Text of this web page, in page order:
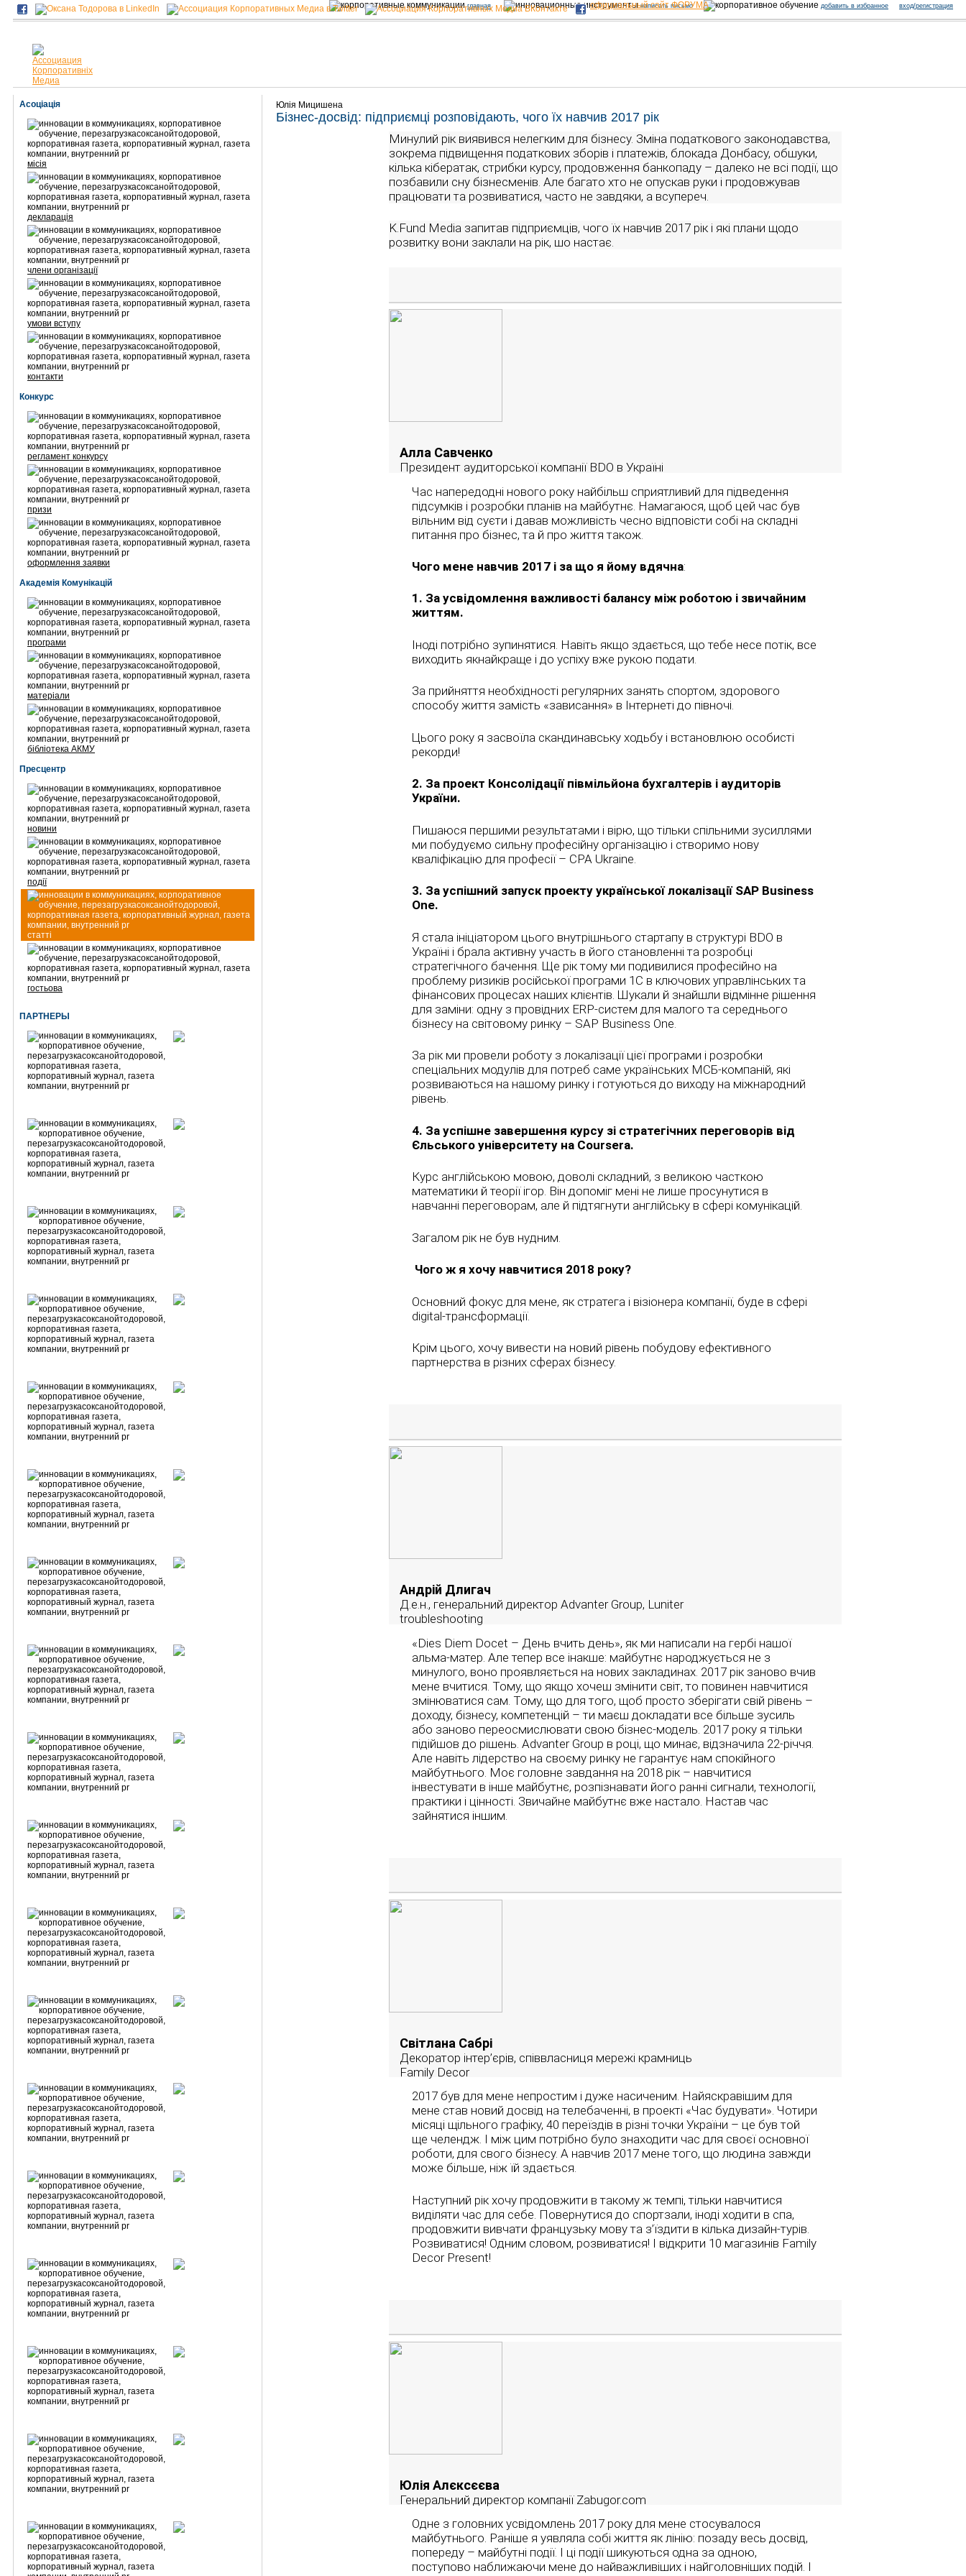
официальный сайт ФОРУМА
главная написать письмо добавить в избранное вход/регистрация
Асоціація
місія
декларація
члени організації
умови вступу
контакти
Конкурс
регламент конкурсу
призи
оформлення заявки
Академія Комунікацій
програми
матеріали
бібліотека АКМУ
Пресцентр
новини
події
статті
гостьова
ПАРТНЕРЫ
Юлія Мицишена
Бізнес-досвід: підприємці розповідають, чого їх навчив 2017 рік
Минулий рік виявився нелегким для бізнесу. Зміна податкового законодавства,
зокрема підвищення податкових зборів і платежів, блокада Донбасу, обшуки,
кілька кібератак, стрибки курсу, продовження банкопаду – далеко не всі події, що
позбавили сну бізнесменів. Але багато хто не опускав руки і продовжував
працювати та розвиватися, часто не завдяки, а всупереч.
K.Fund Media запитав підприємців, чого їх навчив 2017 рік і які плани щодо
розвитку вони заклали на рік, шо настає.
Алла Савченко
Президент аудиторської компанії BDO в Україні
Час напередодні нового року найбільш сприятливий для підведення
підсумків і розробки планів на майбутнє. Намагаюся, щоб цей час був
вільним від суєти і давав можливість чесно відповісти собі на складні
питання про бізнес, та й про життя також.
Чого мене навчив 2017 і за що я йому вдячна:
1. За усвідомлення важливості балансу між роботою і звичайним
життям.
Іноді потрібно зупинятися. Навіть якщо здається, що тебе несе потік, все
виходить якнайкраще і до успіху вже рукою подати.
За прийняття необхідності регулярних занять спортом, здорового
способу життя замість «зависання» в Інтернеті до півночі.
Цього року я засвоїла скандинавську ходьбу і встановлюю особисті
рекорди!
2. За проект Консолідації півмільйона бухгалтерів і аудиторів
України.
Пишаюся першими результатами і вірю, що тільки спільними зусиллями
ми побудуємо сильну професійну організацію і створимо нову
кваліфікацію для професії – CPA Ukraine.
3. За успішний запуск проекту української локалізації SAP Business
One.
Я стала ініціатором цього внутрішнього стартапу в структурі BDO в
Україні і брала активну участь в його становленні та розробці
стратегічного бачення. Ще рік тому ми подивилися професійно на
проблему ризиків російської програми 1С в ключових управлінських та
фінансових процесах наших клієнтів. Шукали й знайшли відмінне рішення
для заміни: одну з провідних ERP-систем для малого та середнього
бізнесу на світовому ринку – SAP Business One.
За рік ми провели роботу з локалізації цієї програми і розробки
спеціальних модулів для потреб саме українських МСБ-компаній, які
розвиваються на нашому ринку і готуються до виходу на міжнародний
рівень.
4. За успішне завершення курсу зі стратегічних переговорів від
Єльського університету на Coursera.
Курс англійською мовою, доволі складний, з великою часткою
математики й теорії ігор. Він допоміг мені не лише просунутися в
навчанні переговорам, але й підтягнути англійську в сфері комунікацій.
Загалом рік не був нудним.
Чого ж я хочу навчитися 2018 року?
Основний фокус для мене, як стратега і візіонера компанії, буде в сфері
digital-трансформації.
Крім цього, хочу вивести на новий рівень побудову ефективного
партнерства в різних сферах бізнесу.
Андрій Длигач
Д.е.н., генеральний директор Advanter Group, Luniter
troubleshooting
«Dies Diem Docet – День вчить день», як ми написали на гербі нашої
альма-матер. Але тепер все інакше: майбутнє народжується не з
минулого, воно проявляється на нових закладинах. 2017 рік заново вчив
мене вчитися. Тому, що якщо хочеш змінити світ, то повинен навчитися
змінюватися сам. Тому, що для того, щоб просто зберігати свій рівень –
доходу, бізнесу, компетенцій – ти маєш докладати все більше зусиль
або заново переосмислювати свою бізнес-модель. 2017 року я тільки
підійшов до рішень. Advanter Group в році, що минає, відзначила 22-річчя.
Але навіть лідерство на своєму ринку не гарантує нам спокійного
майбутнього. Моє головне завдання на 2018 рік – навчитися
інвестувати в інше майбутнє, розпізнавати його ранні сигнали, технології,
практики і цінності. Звичайне майбутнє вже настало. Настав час
зайнятися іншим.
Світлана Сабрі
Декоратор інтер’єрів, співвласниця мережі крамниць
Family Decor
2017 був для мене непростим і дуже насиченим. Найяскравішим для
мене став новий досвід на телебаченні, в проекті «Час будувати». Чотири
місяці щільного графіку, 40 переїздів в різні точки України – це був той
ще челендж. І між цим потрібно було знаходити час для своєї основної
роботи, для свого бізнесу. А навчив 2017 мене того, що людина завжди
може більше, ніж їй здається.
Наступний рік хочу продовжити в такому ж темпі, тільки навчитися
виділяти час для себе. Повернутися до спортзали, іноді ходити в спа,
продовжити вивчати французьку мову та з’їздити в кілька дизайн-турів.
Розвиватися! Одним словом, розвиватися! І відкрити 10 магазинів Family
Decor Present!
Юлія Алєксєєва
Генеральний директор компанії Zabugor.com
Одне з головних усвідомлень 2017 року для мене стосувалося
майбутнього. Раніше я уявляла собі життя як лінію: позаду весь досвід,
попереду – майбутні події. І ці події шикуються одна за одною,
поступово наближаючи мене до найважливіших і найголовніших подій. І